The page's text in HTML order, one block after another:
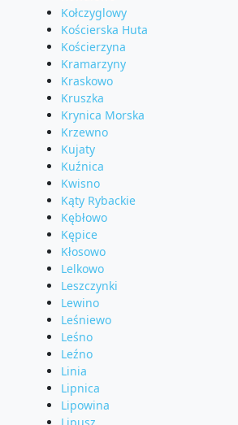
Kołczyglowy
Kościerska Huta
Kościerzyna
Kramarzyny
Kraskowo
Kruszka
Krynica Morska
Krzewno
Kujaty
Kuźnica
Kwisno
Kąty Rybackie
Kębłowo
Kępice
Kłosowo
Lelkowo
Leszczynki
Lewino
Leśniewo
Leśno
Leźno
Linia
Lipnica
Lipowina